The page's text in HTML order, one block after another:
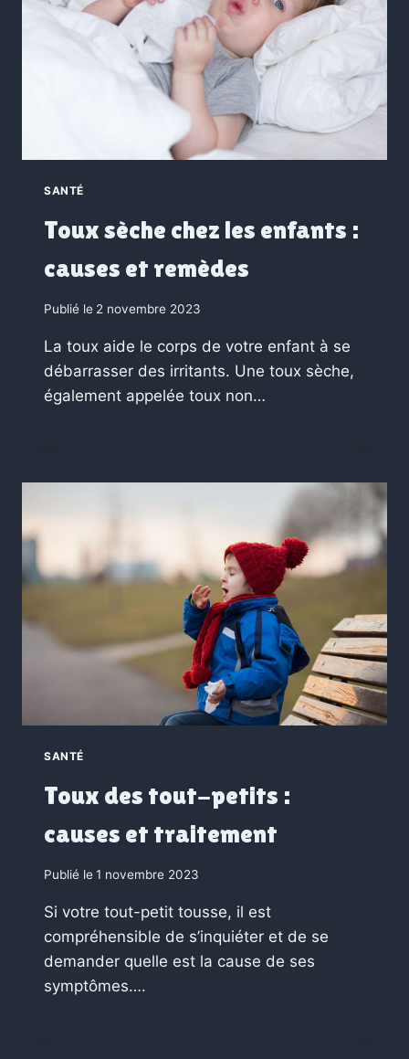
SANTÉ
Toux sèche chez les enfants :
causes et remèdes
Publié le 2 novembre 2023
La toux aide le corps de votre enfant à se
débarrasser des irritants. Une toux sèche,
également appelée toux non…
SANTÉ
Toux des tout-petits :
causes et traitement
Publié le1 novembre 2023
Si votre tout-petit tousse, il est
compréhensible de s’inquiéter et de se
demander quelle est la cause de ses
symptômes….